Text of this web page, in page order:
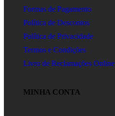
Formas de Pagamento
Política de Descontos
Política de Privacidade
Termos e Condições
Livro de Reclamações Online
MINHA CONTA